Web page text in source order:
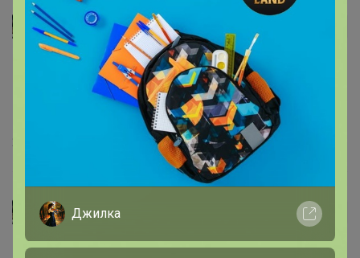
АннаСова
АннаСова Автор уже получил заказ!
Если ищите малину в парфюмерии, вам сюда. Малина
Джилка